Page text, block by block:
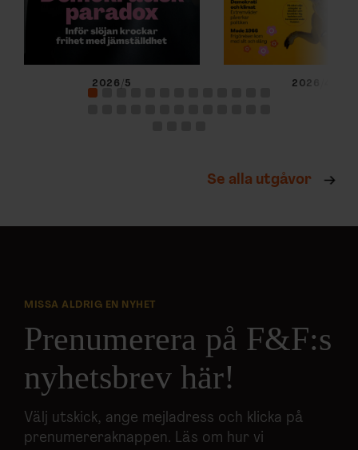
2026/5 2026/4
Se alla utgåvor
MISSA ALDRIG EN NYHET
Prenumerera på F&F:s
nyhetsbrev här!
Välj utskick, ange mejladress och klicka på
prenumereraknappen. Läs om hur vi